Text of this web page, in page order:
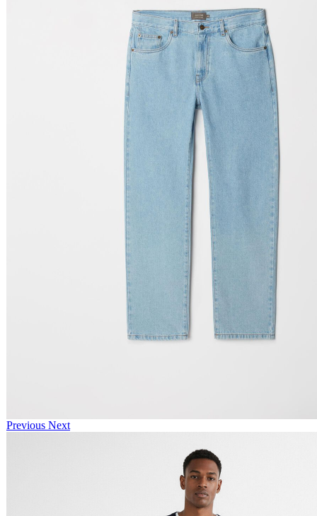
Previous Next